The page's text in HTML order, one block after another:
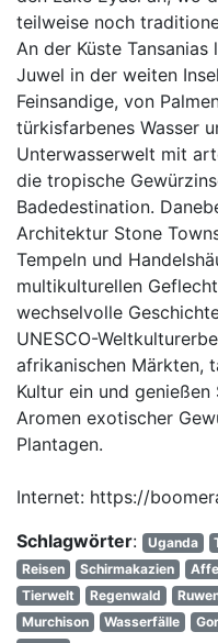
teilweise noch
An der Küste
Juwel in der weiten
Feinsandige, von
türkisfarbenes Wasser
Unterwasserwelt mit
die tropische
Badedestination.
Architektur Stone
Tempeln und
multikulturellen
wechselvolle
UNESCO-
afrikanischen Märkten,
Kultur ein und
Aromen exotischer
Plantagen.
Internet: https://
Schlagwörter: Uganda
Reisen
Schirmakazien
Tierwelt
Regenwald
Murchison
Wasserfälle